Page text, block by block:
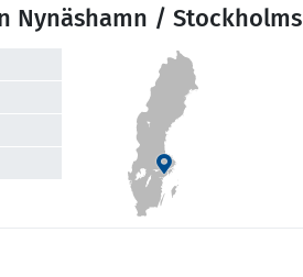
Nynäshamn /